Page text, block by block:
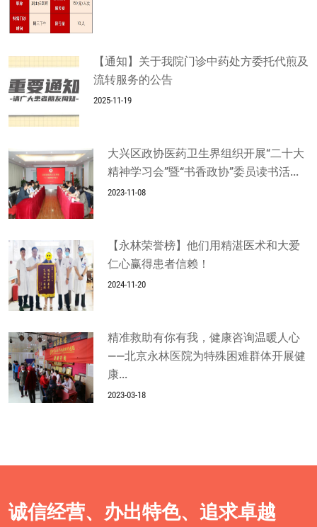
【通知】关于我院门诊中药处方委托代煎及
流转服务的公告
2025-11-19
大兴区政协医药卫生界组织开展“二十大
精神学习会”暨“书香政协”委员读书活...
2023-11-08
【永林荣誉榜】他们用精湛医术和大爱
仁心赢得患者信赖！
2024-11-20
精准救助有你有我，健康咨询温暖人心
——北京永林医院为特殊困难群体开展健
康...
2023-03-18
诚信经营、办出特色、追求卓越